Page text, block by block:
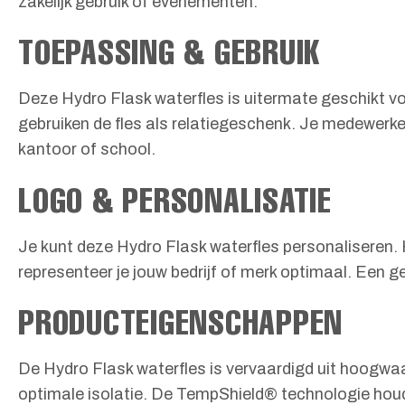
TOEPASSING & GEBRUIK
Deze Hydro Flask waterfles is uitermate geschikt
gebruiken de fles als relatiegeschenk. Je
kantoor of school.
LOGO & PERSONALISATIE
Je kunt deze Hydro Flask waterfles
representeer je jouw bedrijf of merk optimaal. Een
PRODUCTEIGENSCHAPPEN
De Hydro Flask waterfles is vervaardigd uit
optimale isolatie. De TempShield® technologie